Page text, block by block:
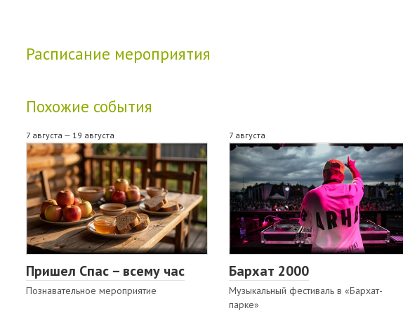
Расписание мероприятия
Похожие события
7 августа — 19 августа
Пришел Спас – всему час
Познавательное мероприятие
7 августа
Бархат 2000
Музыкальный фестиваль в «Бархат-
парке»